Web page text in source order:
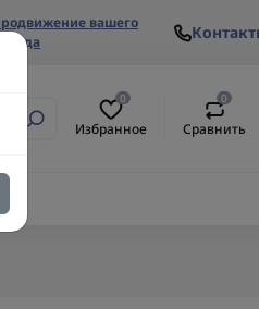
вашего
бренда
0
Избранное
0
Сравнить